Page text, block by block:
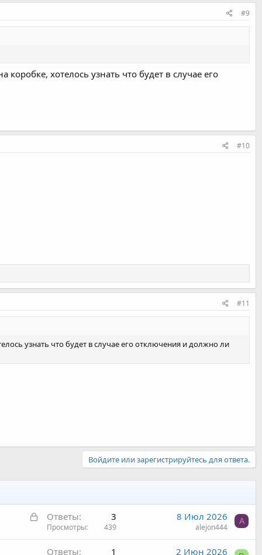
#9
хотелось узнать что будет в случае его
#10
#11
узнать что будет в случае его отключения и должно ли
Войдите или зарегистрируйтесь для ответа.
З
Ответы 3
Просмотры 439
8 Июл 2026
alejon444
A
Ответы 1 2 Июн 2026